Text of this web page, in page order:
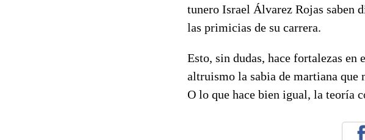
tunero Israel Álvarez Rojas saben
las primicias de su carrera.
Esto, sin dudas, hace fortalezas
altruismo la sabia de martiana
O lo que hace bien igual, la teoría